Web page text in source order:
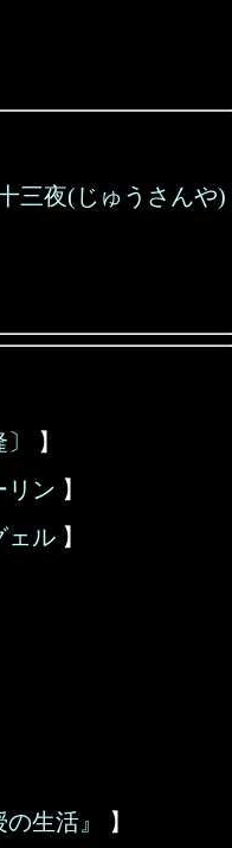
三夜(じゅうさんや)
】
リン 】
ェル 】
生活』 】